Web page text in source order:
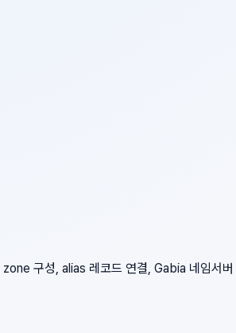
구성, alias 레코드 연결, Gabia 네임서버